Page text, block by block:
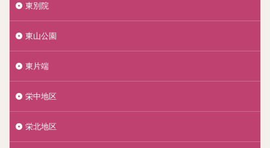
東別院
東山公園
東片端
栄中地区
栄北地区